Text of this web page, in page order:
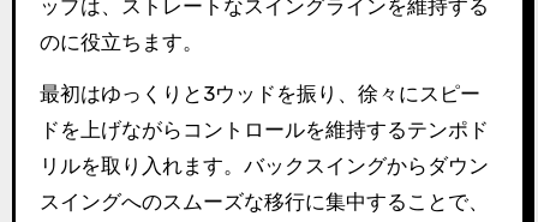
ップは、ストレートなスイングラインを維持する
のに役立ちます。
最初はゆっくりと3ウッドを振り、徐々にスピー
ドを上げながらコントロールを維持するテンポド
リルを取り入れます。バックスイングからダウン
スイングへのスムーズな移行に集中することで、